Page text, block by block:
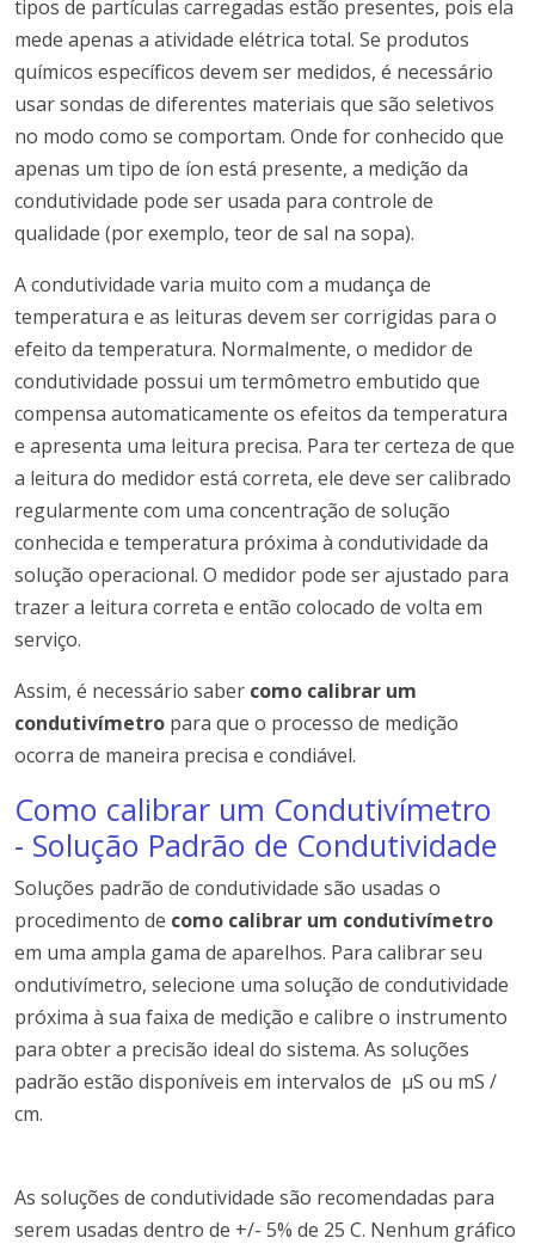
tipos de partículas carregadas estão presentes, pois ela
mede apenas a atividade elétrica total. Se produtos
químicos específicos devem ser medidos, é necessário
usar sondas de diferentes materiais que são seletivos
no modo como se comportam. Onde for conhecido que
apenas um tipo de íon está presente, a medição da
condutividade pode ser usada para controle de
qualidade (por exemplo, teor de sal na sopa).
A condutividade varia muito com a mudança de
temperatura e as leituras devem ser corrigidas para o
efeito da temperatura. Normalmente, o medidor de
condutividade possui um termômetro embutido que
compensa automaticamente os efeitos da temperatura
e apresenta uma leitura precisa. Para ter certeza de que
a leitura do medidor está correta, ele deve ser calibrado
regularmente com uma concentração de solução
conhecida e temperatura próxima à condutividade da
solução operacional. O medidor pode ser ajustado para
trazer a leitura correta e então colocado de volta em
serviço.
Assim, é necessário saber como calibrar um
condutivímetro para que o processo de medição
ocorra de maneira precisa e condiável.
Como calibrar um Condutivímetro
- Solução Padrão de Condutividade
Soluções padrão de condutividade são usadas o
procedimento de como calibrar um condutivímetro
em uma ampla gama de aparelhos. Para calibrar seu
ondutivímetro, selecione uma solução de condutividade
próxima à sua faixa de medição e calibre o instrumento
para obter a precisão ideal do sistema. As soluções
padrão estão disponíveis em intervalos de µS ou mS /
cm.
As soluções de condutividade são recomendadas para
serem usadas dentro de +/- 5% de 25 C. Nenhum gráfico